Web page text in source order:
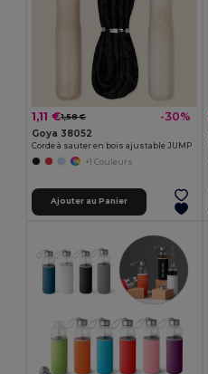
1,11 €1,58 € -30%
Goya 38052
Corde à sauter en bois ajustable JUMP
+1 Couleurs
Ajouter au Panier